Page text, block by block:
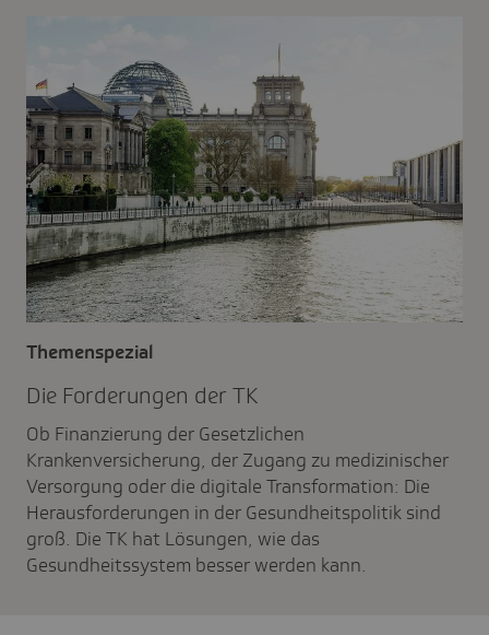
Die Forde­rungen der TK
Themenspezial
Ob Finanzierung der Gesetzlichen
Krankenversicherung, der Zugang zu medizinischer
Versorgung oder die digitale Transformation: Die
Herausforderungen in der Gesundheitspolitik sind
groß. Die TK hat Lösungen, wie das
Gesundheitssystem besser werden kann.